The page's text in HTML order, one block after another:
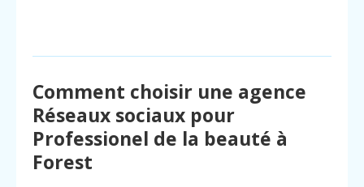
Comment choisir une agence
Réseaux sociaux pour
Professionel de la beauté à
Forest